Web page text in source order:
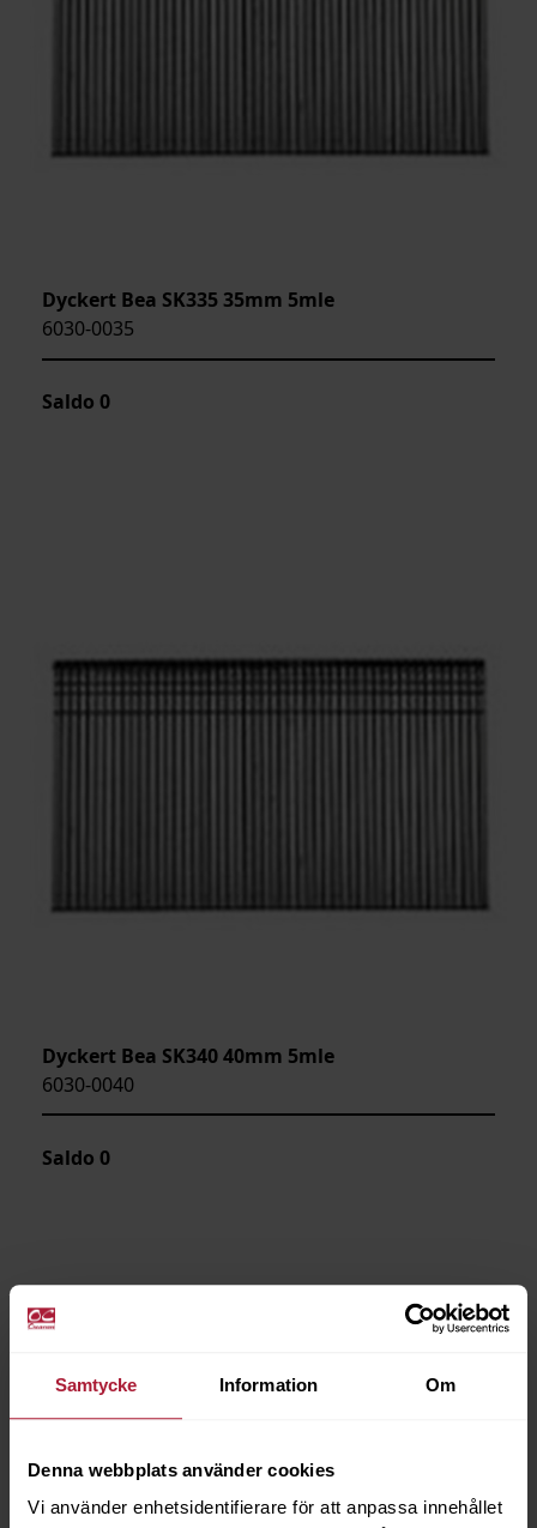
Samtycke Information Om
Denna webbplats använder cookies
Vi använder enhetsidentifierare för att anpassa innehållet
Dyckert Bea SK335 35mm 5mle
6030-0035
Saldo 0
Dyckert Bea SK340 40mm 5mle
6030-0040
Saldo 0